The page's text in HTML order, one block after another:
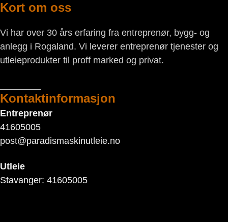
Kort om oss
Vi har over 30 års erfaring fra entreprenør, bygg- og
anlegg i Rogaland. Vi leverer entreprenør tjenester og
utleieprodukter til proff marked og privat.
Kontaktinformasjon
Entreprenør
41605005
post@paradismaskinutleie.no
Utleie
Stavanger: 41605005